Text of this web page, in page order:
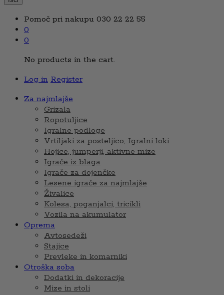
Pomoč pri nakupu 030 22 22 55
0
0
No products in the cart.
Log in Register
Za najmlajše
Grizala
Ropotuljice
Igralne podloge
Vrtiljaki za posteljico, Igralni loki
Hojice, jumperji, aktivne mize
Igrače iz blaga
Igrače za dojenčke
Lesene igrače za najmlajše
Živalice
Kolesa, poganjalci, tricikli
Vozila na akumulator
Oprema
Avtosedeži
Stajice
Prevleke in komarniki
Otroška soba
Dodatki in dekoracije
Mize in stoli